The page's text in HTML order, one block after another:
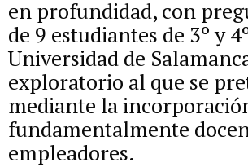
en profundidad, con
de 9 estudiantes de 3º y
Universidad de
exploratorio al que se
mediante la
fundamentalmente
empleadores.